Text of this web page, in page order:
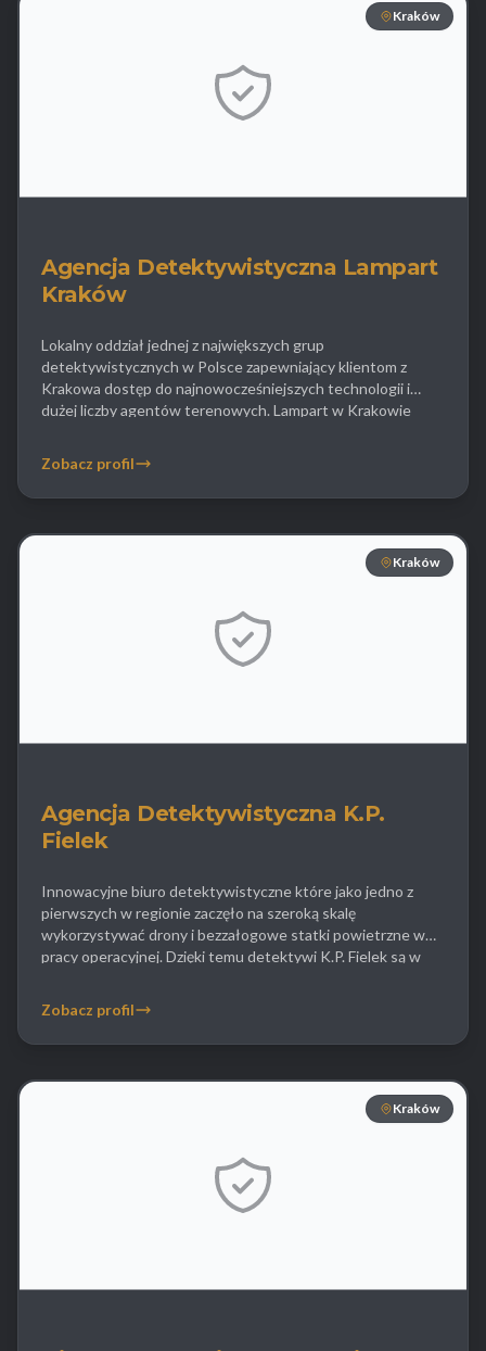
Kraków
Agencja Detektywistyczna Lampart
Kraków
Lokalny oddział jednej z największych grup
detektywistycznych w Polsce zapewniający klientom z
Krakowa dostęp do najnowocześniejszych technologii i
dużej liczby agentów terenowych. Lampart w Krakowie
wzbudzić podejrzeń figuranta. Firma posiada specjalny dział
zajmujący się informatyką śledczą i odzyskiwaniem danych z
Zobacz profil
Kraków
Agencja Detektywistyczna K.P.
Fielek
Innowacyjne biuro detektywistyczne które jako jedno z
pierwszych w regionie zaczęło na szeroką skalę
wykorzystywać drony i bezzałogowe statki powietrzne w
pracy operacyjnej. Dzięki temu detektywi K.P. Fielek są w
niemożliwe przy użyciu tradycyjnych metod. Ich oferta
skierowana jest zarówno do […]
Zobacz profil
Kraków